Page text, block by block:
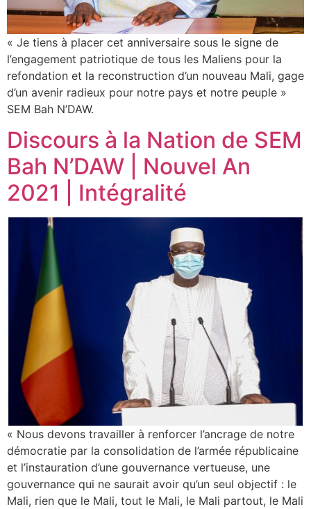
« Je tiens à placer cet anniversaire sous le signe de
l’engagement patriotique de tous les Maliens pour la
refondation et la reconstruction d’un nouveau Mali, gage
d’un avenir radieux pour notre pays et notre peuple »
SEM Bah N’DAW.
Discours à la Nation de SEM
Bah N’DAW | Nouvel An
2021 | Intégralité
« Nous devons travailler à renforcer l’ancrage de notre
démocratie par la consolidation de l’armée républicaine
et l’instauration d’une gouvernance vertueuse, une
gouvernance qui ne saurait avoir qu’un seul objectif : le
Mali, rien que le Mali, tout le Mali, le Mali partout, le Mali